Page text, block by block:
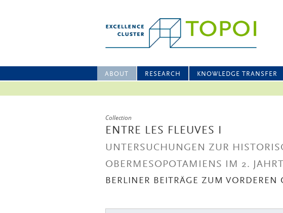
ABOUT RESEARCH KNOWLEDGE TRANSFER
Collection
ENTRE LES FLEUVES I
UNTERSUCHUNGEN ZUR
OBERMESOPOTAMIENS IM 2.
BERLINER BEITRÄGE ZUM VORDEREN